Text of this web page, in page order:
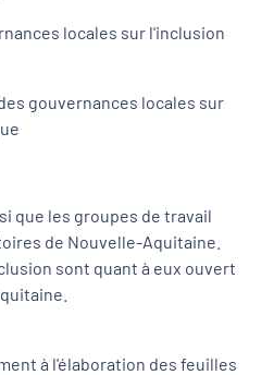
locales sur l'inclusion
gouvernances locales sur
que les groupes de travail
de Nouvelle-Aquitaine.
sont quant à eux ouvert
à l'élaboration des feuilles